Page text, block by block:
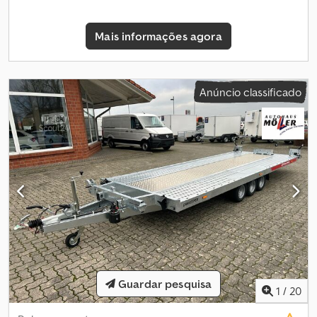
(rodas sob a estrutura), eixos com suspensão de borracha
Eletricidade: 12V, ficha de 13 pinos Dimensão dos pneus: 195/55
R10C Equipamento opcional Sem Equipamento de série Trilhos
apoio automática Guincho manual incl. suporte Função
basculante por deslocamento de peso e apoio de
amortecedores Chassi soldado e galvanizado Perfil lateral
perfurado Rampas de aço escamoteáveis Calços de roda Argolas
de amarração V-drawbar (timon V) Eixos e sistema de freios AL-KO
ou Knott Acessórios (com custo adicional) Certificado para
100km/h incl. instalação de 4 amortecedores de roda (tara mínima
do veículo trator: 2.455kg) Rampas de alumínio Piso de alumínio
entre trilhos perfurados Piso de alumínio e compensado entre
trilhos perfurados Laterais de alumínio 30cm Montagem de
laterais de alumínio Cadeado de reboque Iluminação LED
Paradores de roda Barra para paradores de roda Roda suplente
195/55 R10C incl. suporte Piso de compensado entre trilhos
perfurados Cinta de amarração Entrega do veículo em todo o
território alemão (orçamento de transporte personalizado sob
consulta) Registro na região (até 25km, realizado pela Autohaus
Mais informações agora
Anúncio classificado
1 / 20
Guardar pesquisa